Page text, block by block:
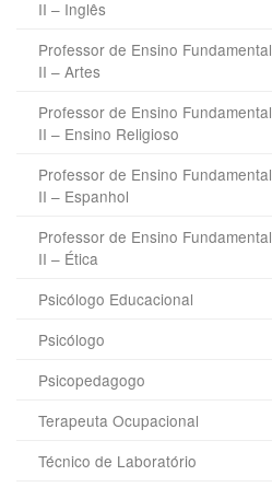
II – Inglês
Professor de Ensino Fundamental
II – Artes
Professor de Ensino Fundamental
II – Ensino Religioso
Professor de Ensino Fundamental
II – Espanhol
Professor de Ensino Fundamental
II – Ética
Psicólogo Educacional
Psicólogo
Psicopedagogo
Terapeuta Ocupacional
Técnico de Laboratório